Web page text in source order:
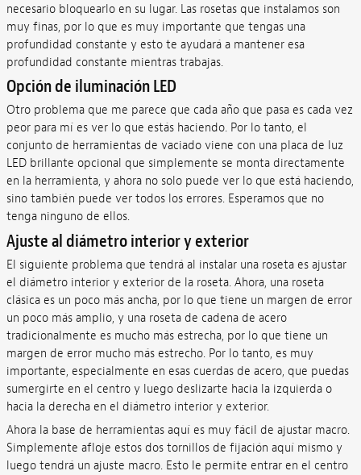
necesario bloquearlo en su lugar. Las rosetas que instalamos son
muy finas, por lo que es muy importante que tengas una
profundidad constante y esto te ayudará a mantener esa
profundidad constante mientras trabajas.
Opción de iluminación LED
Otro problema que me parece que cada año que pasa es cada vez
peor para mí es ver lo que estás haciendo. Por lo tanto, el
conjunto de herramientas de vaciado viene con una placa de luz
LED brillante opcional que simplemente se monta directamente
en la herramienta, y ahora no solo puede ver lo que está haciendo,
sino también puede ver todos los errores. Esperamos que no
tenga ninguno de ellos.
Ajuste al diámetro interior y exterior
El siguiente problema que tendrá al instalar una roseta es ajustar
el diámetro interior y exterior de la roseta. Ahora, una roseta
clásica es un poco más ancha, por lo que tiene un margen de error
un poco más amplio, y una roseta de cadena de acero
tradicionalmente es mucho más estrecha, por lo que tiene un
margen de error mucho más estrecho. Por lo tanto, es muy
importante, especialmente en esas cuerdas de acero, que puedas
sumergirte en el centro y luego deslizarte hacia la izquierda o
hacia la derecha en el diámetro interior y exterior.
Ahora la base de herramientas aquí es muy fácil de ajustar macro.
Simplemente afloje estos dos tornillos de fijación aquí mismo y
luego tendrá un ajuste macro. Esto le permite entrar en el centro